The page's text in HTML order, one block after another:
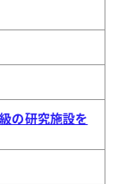
の研究施設を